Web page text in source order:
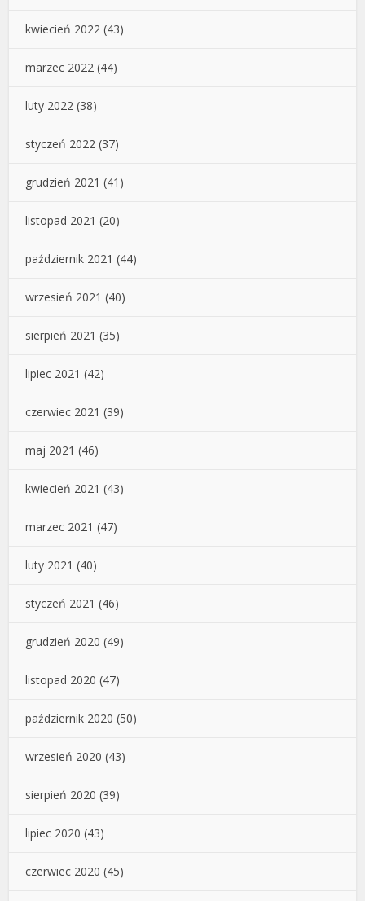
kwiecień 2022 (43)
marzec 2022 (44)
luty 2022 (38)
styczeń 2022 (37)
grudzień 2021 (41)
listopad 2021 (20)
październik 2021 (44)
wrzesień 2021 (40)
sierpień 2021 (35)
lipiec 2021 (42)
czerwiec 2021 (39)
maj 2021 (46)
kwiecień 2021 (43)
marzec 2021 (47)
luty 2021 (40)
styczeń 2021 (46)
grudzień 2020 (49)
listopad 2020 (47)
październik 2020 (50)
wrzesień 2020 (43)
sierpień 2020 (39)
lipiec 2020 (43)
czerwiec 2020 (45)